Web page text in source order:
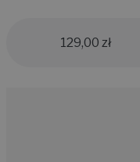
129,00 zł